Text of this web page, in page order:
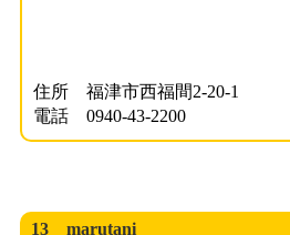
住所 福津市西福間2-20-1
電話 0940-43-2200
13 marutani